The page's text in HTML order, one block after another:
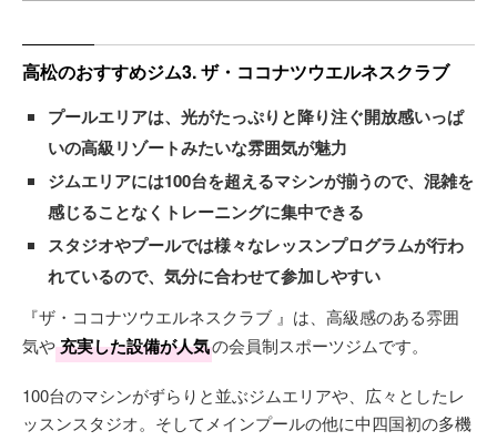
高松のおすすめジム3. ザ・ココナツウエルネスクラブ
プールエリアは、光がたっぷりと降り注ぐ開放感いっぱ
いの高級リゾートみたいな雰囲気が魅力
ジムエリアには100台を超えるマシンが揃うので、混雑を
感じることなくトレーニングに集中できる
スタジオやプールでは様々なレッスンプログラムが行わ
れているので、気分に合わせて参加しやすい
『ザ・ココナツウエルネスクラブ 』は、高級感のある雰囲
気や充実した設備が人気の会員制スポーツジムです。
100台のマシンがずらりと並ぶジムエリアや、広々としたレ
ッスンスタジオ。そしてメインプールの他に中四国初の多機